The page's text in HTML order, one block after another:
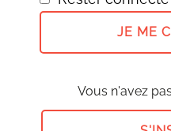
JE ME
Vous n'avez